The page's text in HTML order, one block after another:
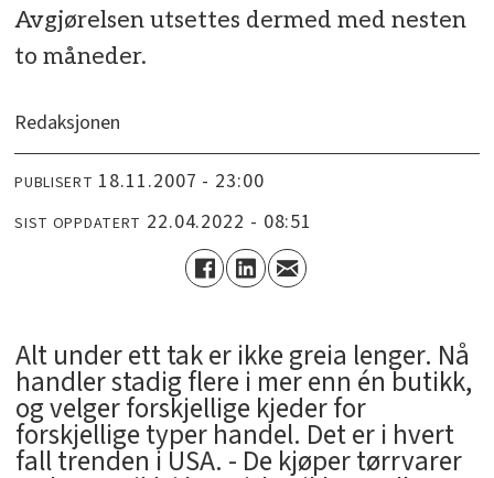
Avgjørelsen utsettes dermed med nesten
to måneder.
Redaksjonen
PUBLISERT 18.11.2007 - 23:00
SIST OPPDATERT 22.04.2022 - 08:51
Alt under ett tak er ikke greia lenger. Nå
handler stadig flere i mer enn én butikk,
og velger forskjellige kjeder for
forskjellige typer handel. Det er i hvert
fall trenden i USA. - De kjøper tørrvarer